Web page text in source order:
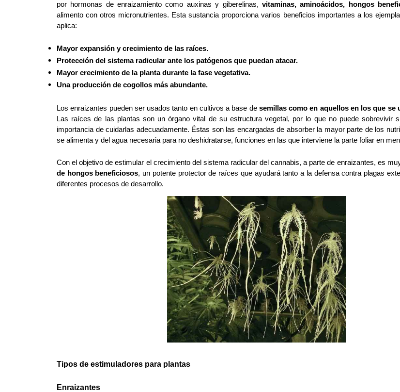
por hormonas de enraizamiento como auxinas y giberelinas, vitaminas, aminoácidos, hongos
alimento con otros micronutrientes. Esta sustancia proporciona varios beneficios importantes a los
aplica:
Mayor expansión y crecimiento de las raíces.
Protección del sistema radicular ante los patógenos que puedan atacar.
Mayor crecimiento de la planta durante la fase vegetativa.
Una producción de cogollos más abundante.
Los enraizantes pueden ser usados tanto en cultivos a base de semillas como en aquellos en los que se
Las raíces de las plantas son un órgano vital de su estructura vegetal, por lo que no puede sobrevivir
importancia de cuidarlas adecuadamente. Éstas son las encargadas de absorber la mayor parte de los
se alimenta y del agua necesaria para no deshidratarse, funciones en las que interviene la parte foliar en
Con el objetivo de estimular el crecimiento del sistema radicular del cannabis, a parte de enraizantes, es
de hongos beneficiosos, un potente protector de raíces que ayudará tanto a la defensa contra plagas
diferentes procesos de desarrollo.
Tipos de estimuladores para plantas
Enraizantes